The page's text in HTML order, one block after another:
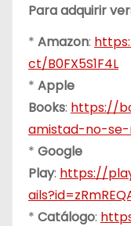
Para adquirir
* Amazon:
ct/B0FX5S1F4L
* Apple
Books: https://
amistad-no-se-
* Google
Play: https://
* Catálogo: